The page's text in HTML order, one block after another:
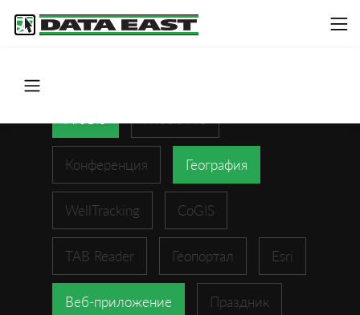
Конференция География
WellTracking CoGIS
TAB Reader Геопортал Esri
Веб-приложение Праздник